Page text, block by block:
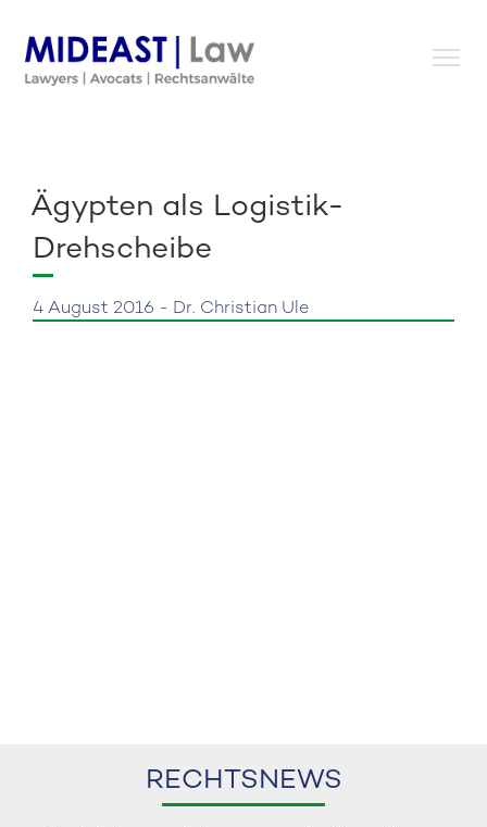
Ägypten als Logistik-
Drehscheibe
4 August 2016 - Dr. Christian Ule
RECHTSNEWS